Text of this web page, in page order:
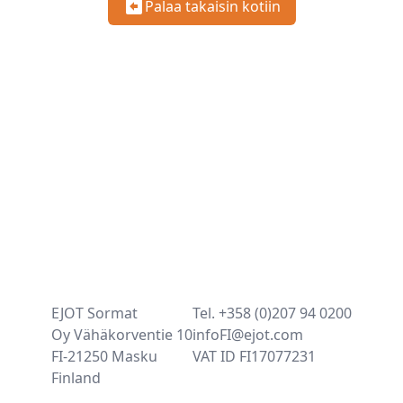
Palaa takaisin kotiin
EJOT Sormat
Oy Vähäkorventie 10
FI-21250 Masku
Finland
Tel. +358 (0)207 94 0200
infoFI@ejot.com
VAT ID FI17077231